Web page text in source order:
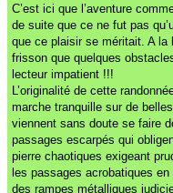
C’est ici que l’aventure
de suite que ce ne fut pas
que ce plaisir se méritait. A
frisson que quelques
lecteur impatient !!!
L’originalité de cette
marche tranquille sur de
viennent sans doute se faire
passages escarpés qui
pierre chaotiques exigeant
les passages acrobatiques
des rampes métalliques